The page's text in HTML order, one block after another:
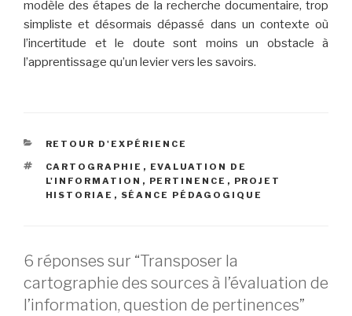
modèle des étapes de la recherche documentaire, trop
simpliste et désormais dépassé dans un contexte où
l’incertitude et le doute sont moins un obstacle à
l’apprentissage qu’un levier vers les savoirs.
CATÉGORIES
RETOUR D'EXPÉRIENCE
ÉTIQUETTES
CARTOGRAPHIE , EVALUATION DE
L'INFORMATION , PERTINENCE , PROJET
HISTORIAE , SÉANCE PÉDAGOGIQUE
6 réponses sur “Transposer la
cartographie des sources à l’évaluation de
l’information, question de pertinences”